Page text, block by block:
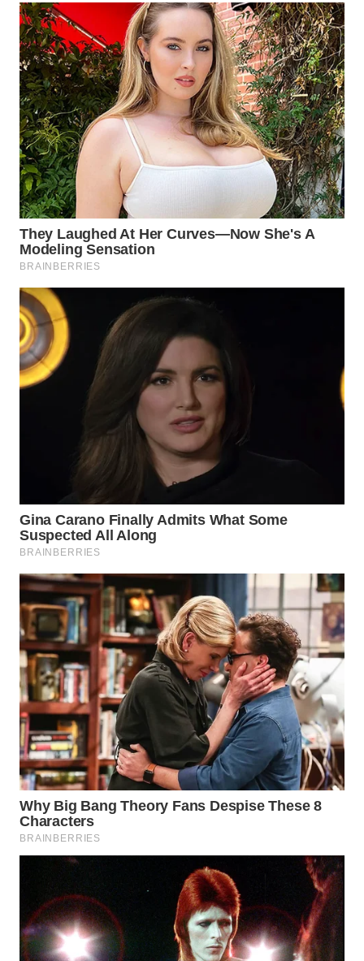
WN
LABUANBAJO
WN
BORNEO
Wahana
Media
Group
WAHANA
NEWS
WAHANA
TANI
WAHANA
ADVOKAT
WAHANA
WAHANA
WAHANA
LISTRIK
WAHANA
TRAVEL
WAHANA
TV
WAHANANEWS
ID
WAHANANEWS
CO ID
WAHANANEWS
NET
SPORT
WAHANA
UMKM